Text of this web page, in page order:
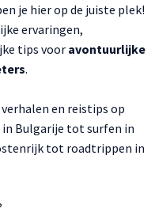
je hier op de juiste plek!
ervaringen,
tips voor avontuurlijke
.
en reistips op
in Bulgarije tot surfen in
tot roadtrippen in